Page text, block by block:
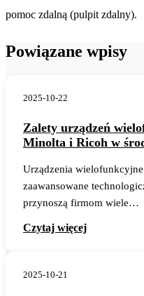
pomoc zdalną (pulpit zdalny).
Powiązane wpisy
2025-10-22
Zalety urządzeń
Minolta i Ricoh w
Urządzenia
zaawansowane
przynoszą firmom wiele…
Czytaj więcej
2025-10-21